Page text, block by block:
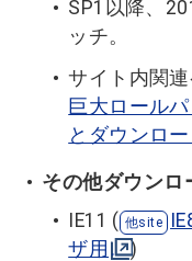
SP1以降、
ッチ。
サイト内関
巨大ロール
とダウンロ
その他ダウンロ
IE11 (
ザ用
)